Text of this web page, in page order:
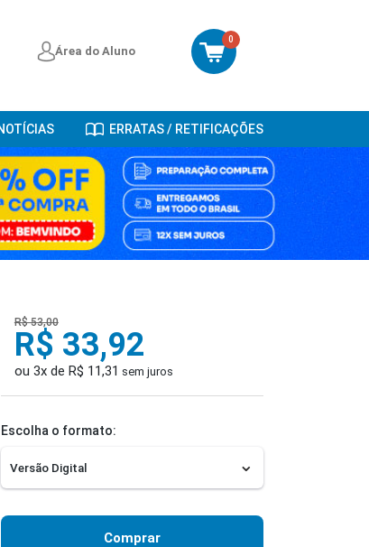
Área do Aluno
0
ERRATAS / RETIFICAÇÕES
R$ 53,00
R$ 33,92
ou 3x de R$ 11,31 sem juros
Escolha o formato:
Comprar